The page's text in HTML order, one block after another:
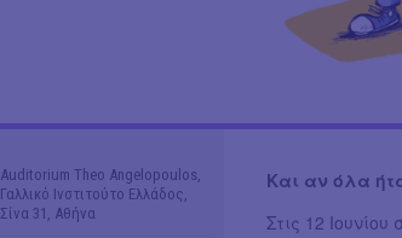
Auditorium Theo Angelopoulos,
Γαλλικό Ινστιτούτο Ελλάδος,
Σίνα 31, Αθήνα
Και αν όλα
Στις 12 Ιουνίου